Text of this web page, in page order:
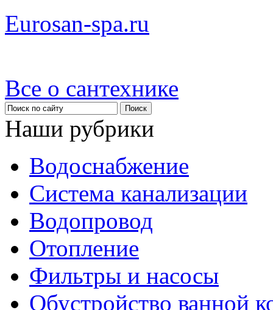
Eurosan-spa.ru
Все о сантехнике
Наши рубрики
Водоснабжение
Система канализации
Водопровод
Отопление
Фильтры и насосы
Обустройство ванной